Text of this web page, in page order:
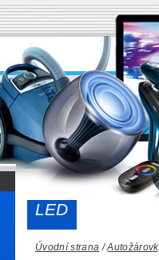
LED
Úvodní strana /